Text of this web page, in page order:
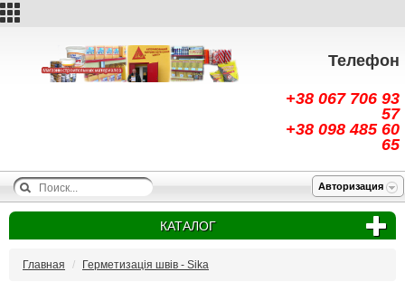
Телефон
+38 067 706 93
57
+38 098 485 60
65
Авторизация
КАТАЛОГ
Главная Герметизація швів - Sika